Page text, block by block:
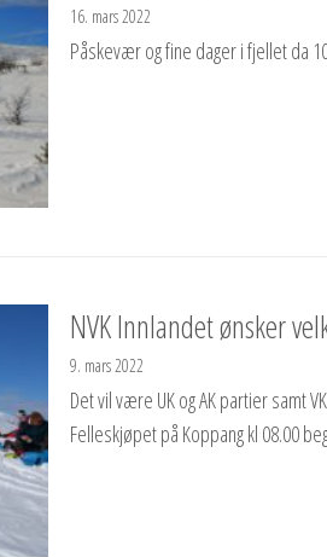
16. mars 2022
Påskevær og fine dager i fjellet da
NVK Innlandet ønsker
9. mars 2022
Det vil være UK og AK partier samt
Felleskjøpet på Koppang kl 08.00